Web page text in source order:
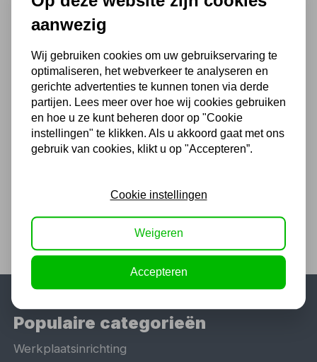
poedermantel 10 stuks
18,90 excl. BTW
Soldeervloeistof S-39 80ml
5,99
Populaire categorieën
Werkplaatsinrichting
aanwezig
Wij gebruiken cookies om uw gebruikservaring te
optimaliseren, het webverkeer te analyseren en
gerichte advertenties te kunnen tonen via derde
partijen. Lees meer over hoe wij cookies gebruiken
en hoe u ze kunt beheren door op "Cookie
instellingen" te klikken. Als u akkoord gaat met ons
gebruik van cookies, klikt u op "Accepteren”.
Cookie instellingen
Weigeren
Accepteren